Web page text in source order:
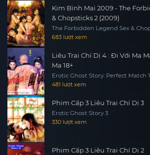
Kim Bình Mai 2009 - The
& Chopsticks 2 (2009)
The Forbidden Legend Sex &
683 lượt xem
Liêu Trai Chí Dị 4 : Đi Với Ma
Ma 18+
Erotic Ghost Story: Perfect Match
481 lượt xem
Phim Cấp 3 Liêu Trai Chí Dị 3
Erotic Ghost Story 3
330 lượt xem
Phim Cấp 3 Liêu Trai Chí Dị 2